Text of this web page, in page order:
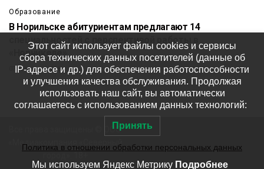
Образование
В Норильске абитуриентам предлагают 14
специальностей с перспективой работы в
«Норникеле»
07 августа 686
Все права защищены © ООО
«Медиакомпания «Северный
Этот сайт использует файлы cookies и сервисы
сбора технических данных посетителей (данные об
IP-адресе и др.) для обеспечения работоспособности
и улучшения качества обслуживания. Продолжая
использовать наш сайт, вы автоматически
соглашаетесь с использованием данных технологий:
Принять
Политика в отношении обработки персональных данных
Мы используем Яндекс Метрику Подробнее